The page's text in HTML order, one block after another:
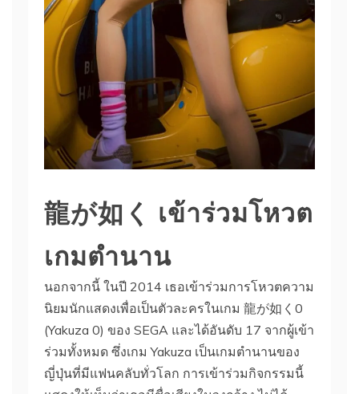
龍が如く เข้าร่วมโหวต
เกมตำนาน
นอกจากนี้ ในปี 2014 เธอเข้าร่วมการโหวตความ
นิยมนักแสดงเพื่อเป็นตัวละครในเกม 龍が如く0
(Yakuza 0) ของ SEGA และได้อันดับ 17 จากผู้เข้า
ร่วมทั้งหมด ซึ่งเกม Yakuza เป็นเกมตำนานของ
ญี่ปุ่นที่มีแฟนคลับทั่วโลก การเข้าร่วมกิจกรรมนี้